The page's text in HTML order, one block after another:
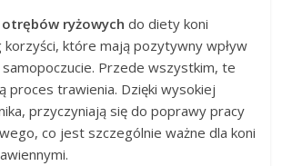
ryżowych do diety koni
które mają pozytywny wpływ
samopoczucie. Przede wszystkim, te
proces trawienia. Dzięki wysokiej
przyczyniają się do poprawy pracy
co jest szczególnie ważne dla koni